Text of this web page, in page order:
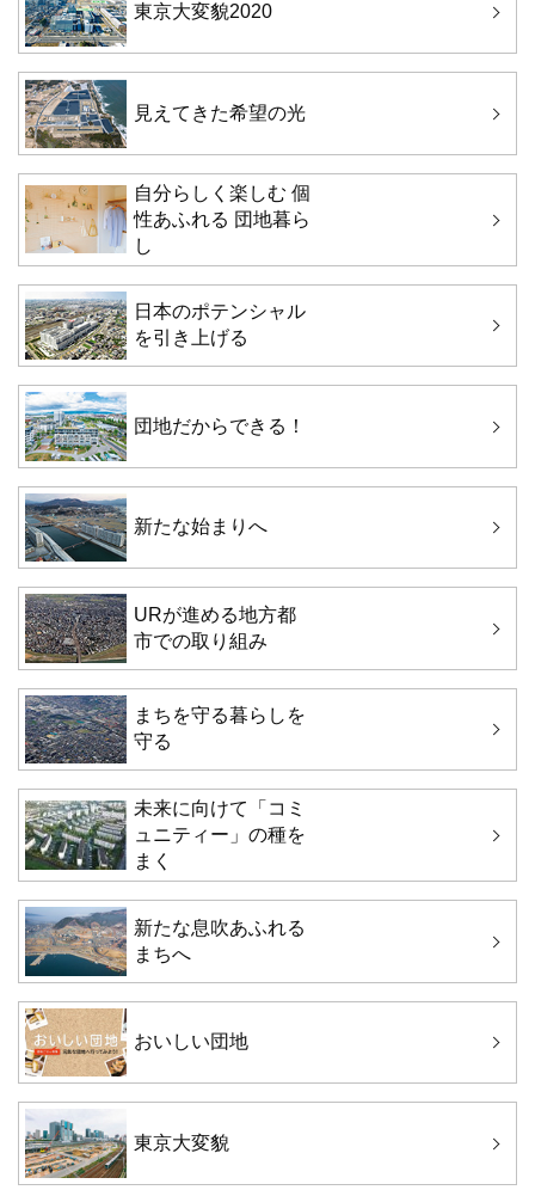
東京大変貌2020
見えてきた希望の光
自分らしく楽しむ 個
性あふれる 団地暮ら
し
日本のポテンシャル
を引き上げる
団地だからできる！
新たな始まりへ
URが進める地方都
市での取り組み
まちを守る暮らしを
守る
未来に向けて「コミ
ュニティー」の種を
まく
新たな息吹あふれる
まちへ
おいしい団地
東京大変貌